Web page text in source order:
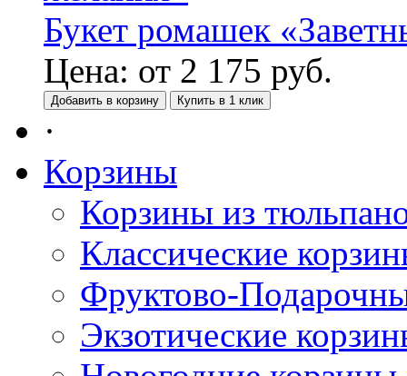
Букет ромашек
Цена: от 2 175 руб.
Добавить в корзину Купить в 1 клик
·
Корзины
Корзины из
Классические
Фруктово-
Экзотические